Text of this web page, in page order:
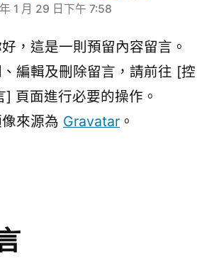
1 月 29 日下午 7:58
，這是一則預留內容留言。
編輯及刪除留言，請前往 [控
頁面進行必要的操作。
來源為 Gravatar 。